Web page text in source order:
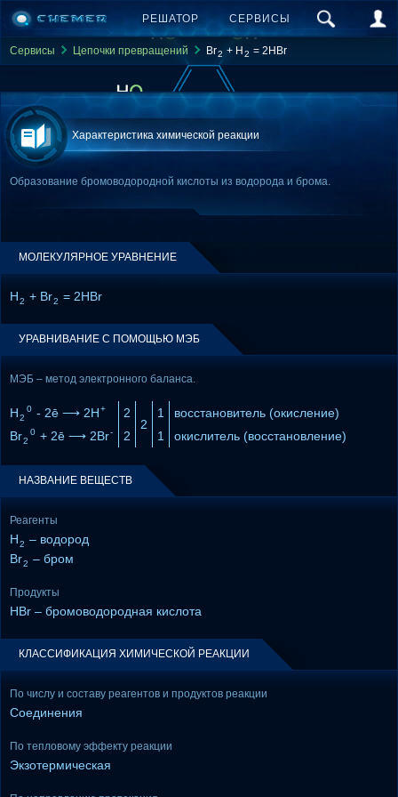
РЕШАТОР СЕРВИСЫ
Сервисы Цепочки превращений Br2 + H 2 = 2HBr
Характеристика химической реакции
Образование бромоводородной кислоты из водорода и брома.
МОЛЕКУЛЯРНОЕ УРАВНЕНИЕ
H2 + Br2 = 2HBr
УРАВНИВАНИЕ С ПОМОЩЬЮ МЭБ
МЭБ – метод электронного баланса.
H2
0 - 2ē ⟶ 2H+
2
2
1
восстановитель (окисление)
Br2
0 + 2ē ⟶ 2Br- 2 1 окислитель (восстановление)
НАЗВАНИЕ ВЕЩЕСТВ
Реагенты
H2 – водород
Br2 – бром
Продукты
HBr – бромоводородная кислота
КЛАССИФИКАЦИЯ ХИМИЧЕСКОЙ РЕАКЦИИ
По числу и составу реагентов и продуктов реакции
Соединения
По тепловому эффекту реакции
Экзотермическая